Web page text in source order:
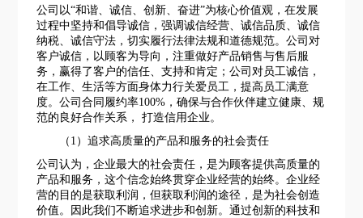
公司以“和谐、诚信、创新、奋进”为核心价值观，在发展
过程中坚持和倡导诚信，强调诚信经营、诚信品质、诚信
纳税、诚信守法，切实履行法律法规和道德规范。公司对
客户诚信，以顾客为导向，注重做好产品销售与售后服
务，赢得了客户的信任、支持和肯定；公司对员工诚信，
在工作、生活等方面身体力行关爱员工，提高员工满意
度。公司合同履约率100%，确保与合作伙伴建立健康、规
范的良好合作关系， 打造信用企业。
（ 1）追求高质量的产品和服务的社会责任
公司认为，企业最大的社会责任，是为顾客提供高质量的
产品和服务，这个信念始终贯穿企业经营的始终。企业经
营的目的是获取利润，但获取利润的途径，是为社会创造
价值。因此我们不断追求进步和创新。通过创新的科技和